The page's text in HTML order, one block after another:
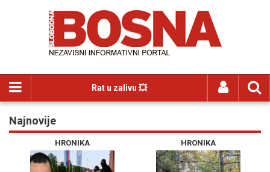
Rat u zalivu 💥
Najnovije
HRONIKA HRONIKA